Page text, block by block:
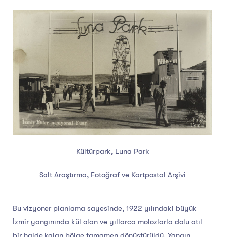
Kültürpark, Luna Park
Salt Araştırma, Fotoğraf ve Kartpostal Arşivi
Bu vizyoner planlama sayesinde, 1922 yılındaki büyük
İzmir yangınında kül olan ve yıllarca molozlarla dolu atıl